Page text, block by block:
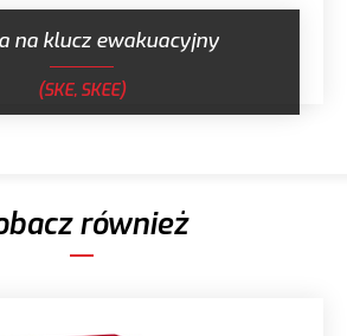
na klucz ewakuacyjny
(SKE, SKEE)
również